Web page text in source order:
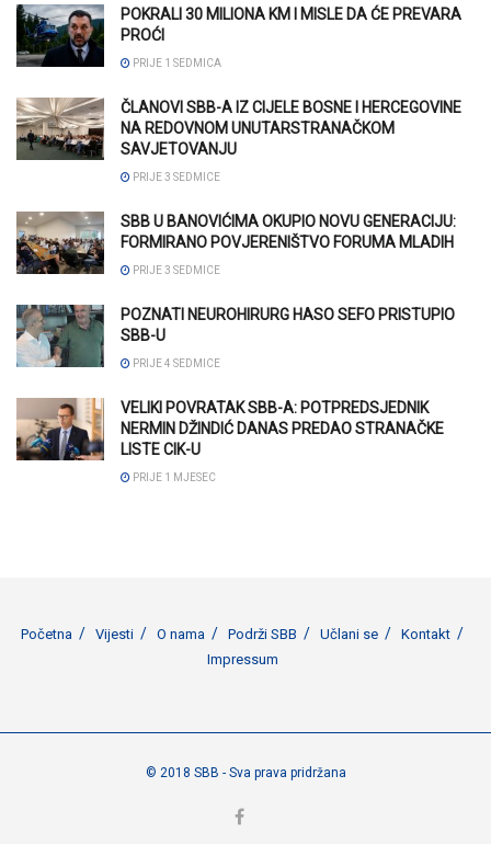
POKRALI 30 MILIONA KM I MISLE DA ĆE PREVARA
PROĆI
PRIJE 1 SEDMICA
ČLANOVI SBB-A IZ CIJELE BOSNE I HERCEGOVINE
NA REDOVNOM UNUTARSTRANAČKOM
SAVJETOVANJU
PRIJE 3 SEDMICE
SBB U BANOVIĆIMA OKUPIO NOVU GENERACIJU:
FORMIRANO POVJERENIŠTVO FORUMA MLADIH
PRIJE 3 SEDMICE
POZNATI NEUROHIRURG HASO SEFO PRISTUPIO
SBB-U
PRIJE 4 SEDMICE
VELIKI POVRATAK SBB-A: POTPREDSJEDNIK
NERMIN DŽINDIĆ DANAS PREDAO STRANAČKE
LISTE CIK-U
PRIJE 1 MJESEC
Početna Vijesti O nama Podrži SBB Učlani se
Kontakt
Impressum
© 2018 SBB - Sva prava pridržana